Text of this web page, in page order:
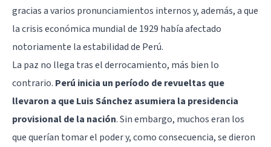
gracias a varios pronunciamientos internos y, además, a que
la crisis económica mundial de 1929 había afectado
notoriamente la estabilidad de Perú.
La paz no llega tras el derrocamiento, más bien lo
contrario. Perú inicia un período de revueltas que
llevaron a que Luis Sánchez asumiera la presidencia
provisional de la nación. Sin embargo, muchos eran los
que querían tomar el poder y, como consecuencia, se dieron